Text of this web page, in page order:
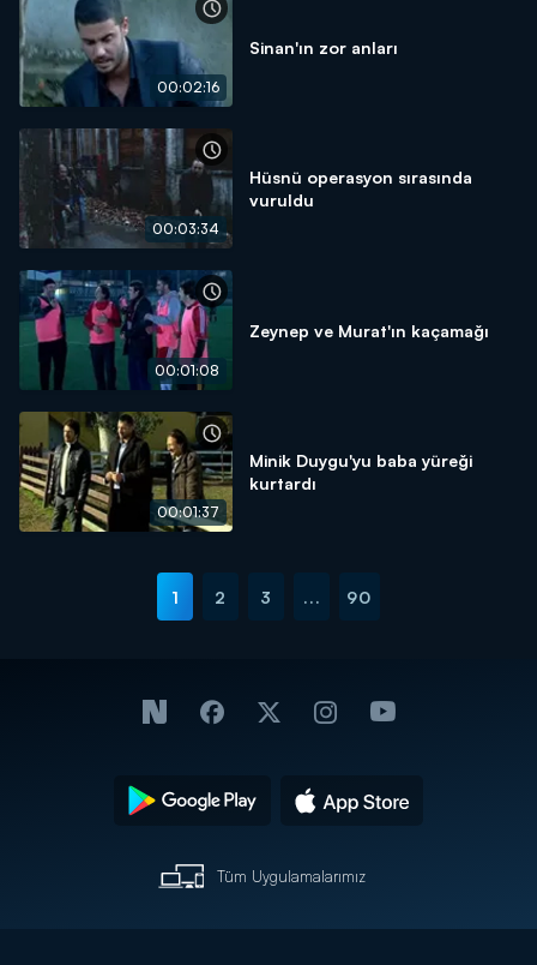
00:02:16
Sinan'ın zor anları
00:03:34
Hüsnü operasyon sırasında
vuruldu
00:01:08
Zeynep ve Murat'ın kaçamağı
00:01:37
Minik Duygu'yu baba yüreği
kurtardı
1 2 3 ... 90
Tüm Uygulamalarımız